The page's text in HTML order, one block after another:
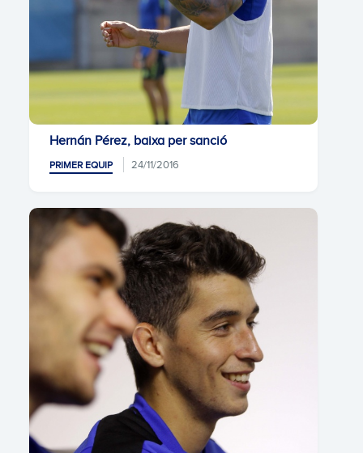
Hernán Pérez, baixa per sanció
PRIMER EQUIP 24/11/2016